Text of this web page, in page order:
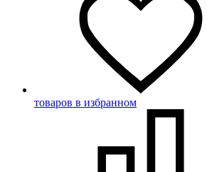
товаров в избранном